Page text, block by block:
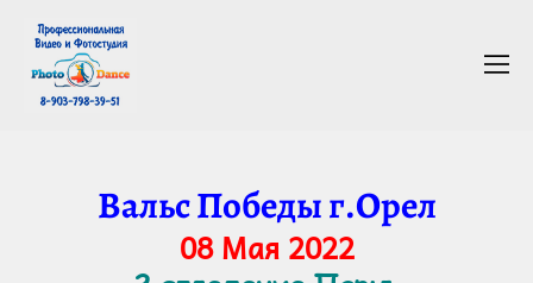
Вальс Победы г.Орел
08 Мая 2022